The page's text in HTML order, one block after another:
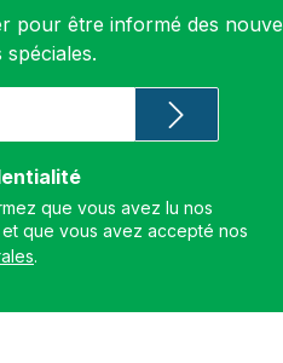
pour être informé des
.